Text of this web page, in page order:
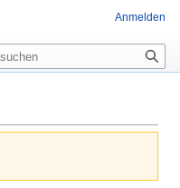
Anmelden